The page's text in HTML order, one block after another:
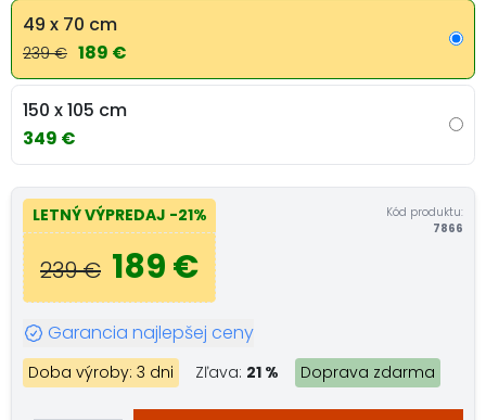
49 x 70 cm
239 € 189 €
150 x 105 cm
349 €
LETNÝ VÝPREDAJ -21%
239 € 189 €
Kód produktu:
7866
Garancia najlepšej ceny
Doba výroby: 3 dni Zľava: 21 % Doprava zdarma